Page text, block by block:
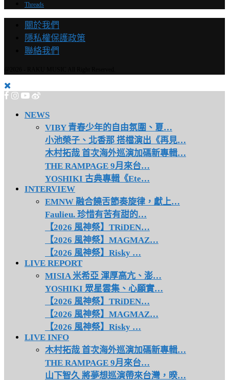
Threads
關於我們
隱私權保護政策
聯絡我們
NEWS
VIBY 青春少年的自由氛圍、夏…
小池榮子、北香那 搭檔演出《再見…
木村拓哉 首次海外巡演加碼新專輯…
THE RAMPAGE 9月來台…
YOSHIKI 古典專輯《Ete…
INTERVIEW
EMNW 融合饒舌節奏旋律，獻上…
Faulieu. 珍惜有苦有甜的…
【2026 風神祭】TRiDEN…
【2026 風神祭】MAGMAZ…
【2026 風神祭】Risky …
LIVE REPORT
MISIA 米希亞 渾厚高亢、澎…
YOSHIKI 眾星雲集、心願實…
【2026 風神祭】TRiDEN…
【2026 風神祭】MAGMAZ…
【2026 風神祭】Risky …
LIVE INFO
木村拓哉 首次海外巡演加碼新專輯…
THE RAMPAGE 9月來台…
山下智久 將夢想巡演帶來台灣，暌…